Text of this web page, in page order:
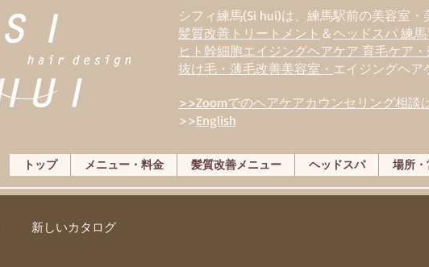
シフィ練馬(Si hui)は、 練馬駅前の美容室・
髪質改善トリートメント ＆ヘッドスパ 練
ヒト幹細胞エイジングヘアケア 育毛ケア
抜け毛・薄毛改善美容室・ エイジングヘア
>>Zoomでのヘアケアカウンセリング相談
>>English
トップ メニュー・料金 髪質改善メニュー ヘッドスパ 場所・
新しいカタログ